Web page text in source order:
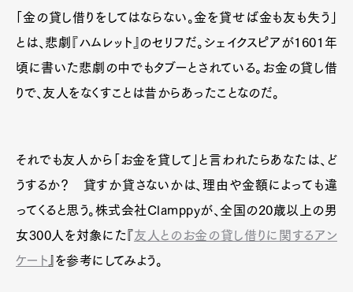
「金の貸し借りをしてはならない。金を貸せば金も友も失う」
とは、悲劇『ハムレット』のセリフだ。シェイクスピアが1601年
頃に書いた悲劇の中でもタブーとされている。お金の貸し借
りで、友人をなくすことは昔からあったことなのだ。
それでも友人から「お金を貸して」と言われたらあなたは、ど
うするか？ 貸すか貸さないかは、理由や金額によっても違
ってくると思う。株式会社Clamppyが、全国の20歳以上の男
女300人を対象にた『友人とのお金の貸し借りに関するアン
ケート 』を参考にしてみよう。